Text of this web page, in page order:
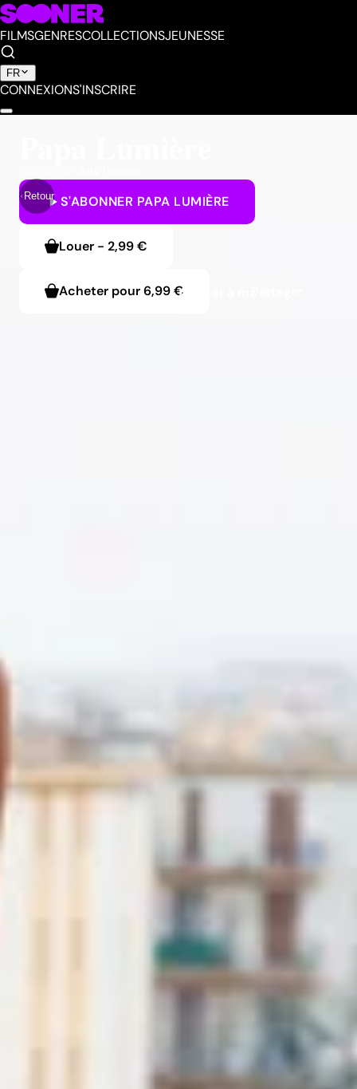
FILMSGENRESCOLLECTIONSJEUNESSE
FR
CONNEXIONS'INSCRIRE
Retour S'ABONNER PAPA LUMIÈRE
Louer - 2,99 €
Acheter pour6,99 €Ajouter à ma liste